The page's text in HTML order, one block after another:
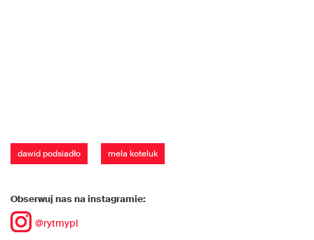
dawid podsiadło mela koteluk
Obserwuj nas na instagramie:
@rytmypl